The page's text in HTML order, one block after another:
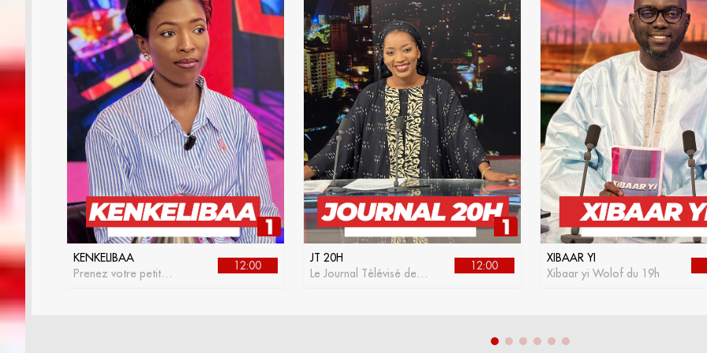
KENKELIBAA
Prenez votre petit
12:00
JT 20H
Le Journal Télévisé de la
12:00
XIBAAR YI
Xibaar yi Wolof du 19h